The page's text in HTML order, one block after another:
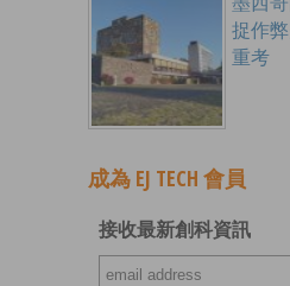
捉作
重考
成為 EJ TECH 會員
接收最新創科資訊